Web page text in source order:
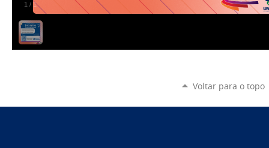
1 / 1
Voltar para o topo